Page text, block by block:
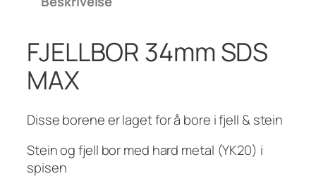
FJELLBOR 34mm SDS
MAX
Disse borene er laget for å bore i fjell & stein
Stein og fjell bor med hard metal (YK20) i
spisen